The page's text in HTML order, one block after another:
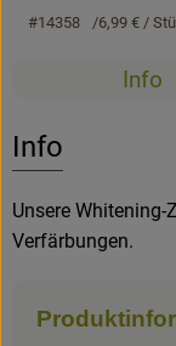
#14358 6,99 € /
Info
Info
Unsere
Verfärbungen.